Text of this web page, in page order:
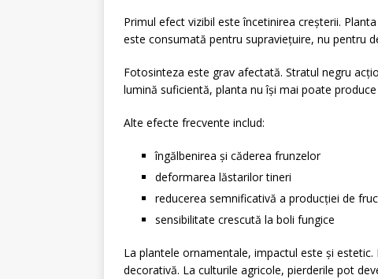
Primul efect vizibil este încetinirea creșterii.
este consumată pentru supraviețuire, nu pentru
Fotosinteza este grav afectată. Stratul negru
lumină suficientă, planta nu își mai poate produce
Alte efecte frecvente includ:
îngălbenirea și căderea frunzelor
deformarea lăstarilor tineri
reducerea semnificativă a producției de
sensibilitate crescută la boli fungice
La plantele ornamentale, impactul este și
decorativă. La culturile agricole, pierderile pot